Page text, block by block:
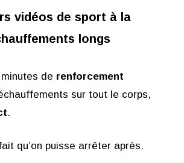
vidéos de sport à la
longs
de renforcement
sur tout le corps,
.
qu’on puisse arrêter après.